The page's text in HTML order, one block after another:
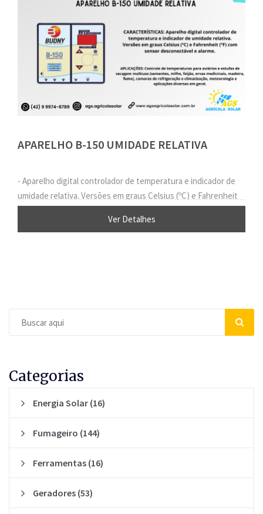
APARELHO B-150 UMIDADE RELATIVA
- Aparelho digital controlador de temperatura e indicador de
umidade relativa. Versões em graus Celsius (ºC) e Fahrenheit
Ver Detalhes
Categorias
Energia Solar (16)
Fumageiro (144)
Ferramentas (16)
Geradores (53)